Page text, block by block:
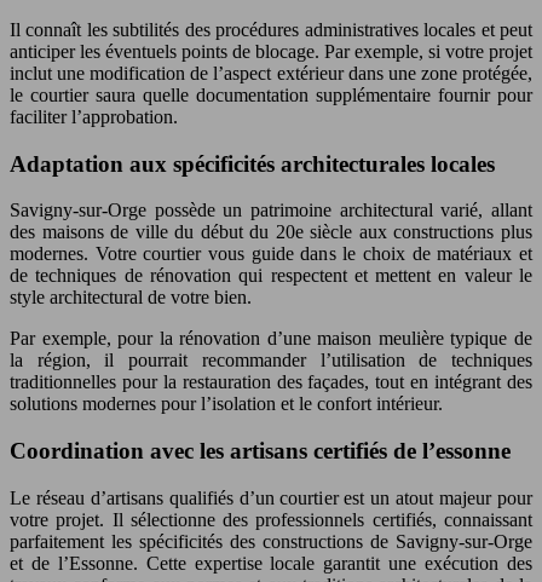
Il connaît les subtilités des procédures administratives locales et peut
anticiper les éventuels points de blocage. Par exemple, si votre projet
inclut une modification de l’aspect extérieur dans une zone protégée,
le courtier saura quelle documentation supplémentaire fournir pour
faciliter l’approbation.
Adaptation aux spécificités architecturales locales
Savigny-sur-Orge possède un patrimoine architectural varié, allant
des maisons de ville du début du 20e siècle aux constructions plus
modernes. Votre courtier vous guide dans le choix de matériaux et
de techniques de rénovation qui respectent et mettent en valeur le
style architectural de votre bien.
Par exemple, pour la rénovation d’une maison meulière typique de
la région, il pourrait recommander l’utilisation de techniques
traditionnelles pour la restauration des façades, tout en intégrant des
solutions modernes pour l’isolation et le confort intérieur.
Coordination avec les artisans certifiés de l’essonne
Le réseau d’artisans qualifiés d’un courtier est un atout majeur pour
votre projet. Il sélectionne des professionnels certifiés, connaissant
parfaitement les spécificités des constructions de Savigny-sur-Orge
et de l’Essonne. Cette expertise locale garantit une exécution des